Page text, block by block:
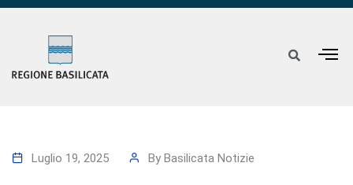
Luglio 19, 2025 By Basilicata Notizie